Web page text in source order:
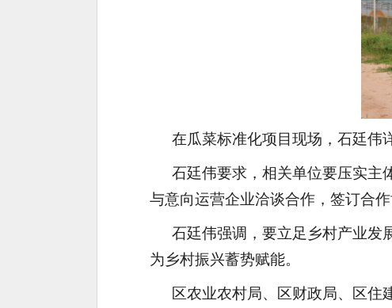
在瓜菜标准化项目现场，石廷伟
石廷伟要求，相关单位要压实主
与意向运营企业洽谈合作，签订合
石廷伟强调，要立足乡村产业发
为乡村振兴蓄势赋能。
区农业农村局、区财政局、区住